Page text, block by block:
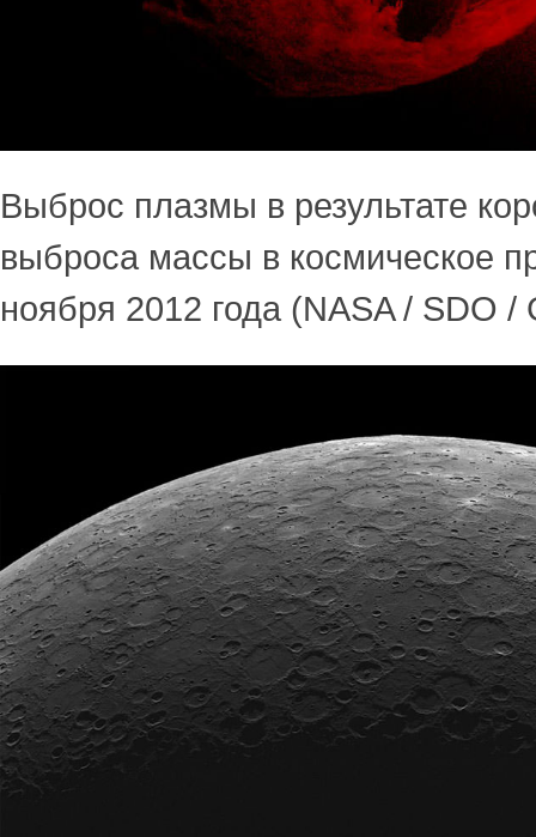
Выброс плазмы в результате
выброса массы в космическое
ноября 2012 года (NASA / SDO /